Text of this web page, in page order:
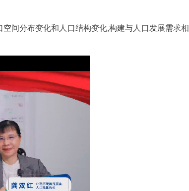
间分布变化和人口结构变化,构建与人口发展需求相